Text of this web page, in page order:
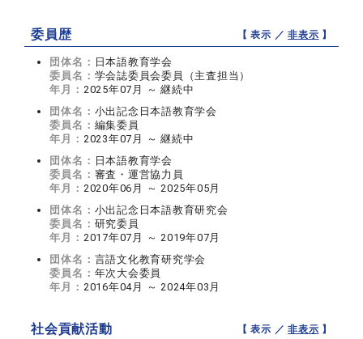
委員歴 【 表示 ／非表示 】
団体名： 日本語教育学会
委員名： 学会誌委員会委員（主査担当）
年月： 2025年07月 ～ 継続中
団体名： 小出記念日本語教育学会
委員名： 編集委員
年月： 2023年07月 ～ 継続中
団体名： 日本語教育学会
委員名： 審査・運営協力員
年月： 2020年06月 ～ 2025年05月
団体名： 小出記念日本語教育研究会
委員名： 研究委員
年月： 2017年07月 ～ 2019年07月
団体名： 言語文化教育研究学会
委員名： 年次大会委員
年月： 2016年04月 ～ 2024年03月
社会貢献活動 【 表示 ／非表示 】